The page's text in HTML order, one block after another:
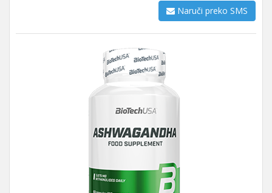
Naruči preko SMS